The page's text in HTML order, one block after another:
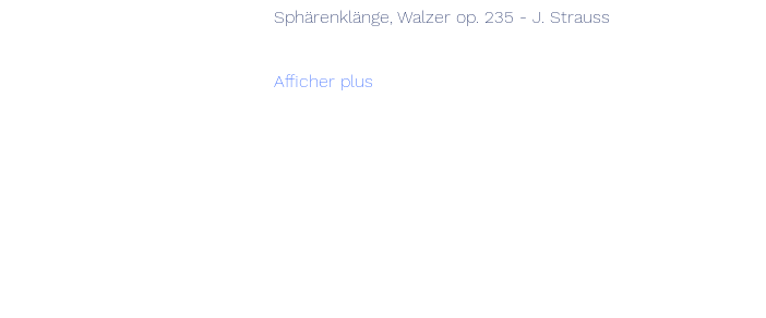
Sphärenklänge, Walzer op. 235 - J. Strauss
Afficher plus